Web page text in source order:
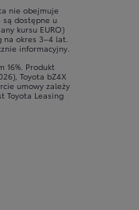
nie obejmuje
są dostępne u
kursu EURO)
na okres 3–4 lat.
informacyjny.
16%. Produkt
Toyota bZ4X
umowy zależy
Toyota Leasing